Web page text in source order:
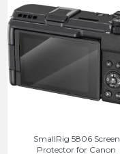
SmallRig 5806 Screen
Protector for Canon